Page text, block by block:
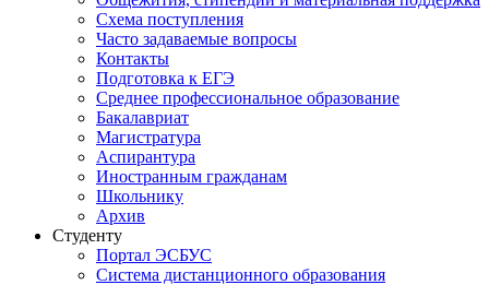
Схема поступления
Часто задаваемые вопросы
Контакты
Подготовка к ЕГЭ
Среднее профессиональное образование
Бакалавриат
Магистратура
Аспирантура
Иностранным гражданам
Школьнику
Архив
Студенту
Портал ЭСБУС
Система дистанционного образования